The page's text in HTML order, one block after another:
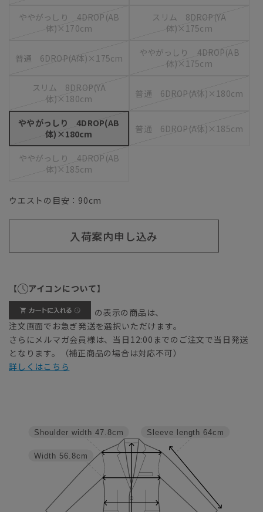
ややがっしり 4DROP(AB
体)×170cm
スリム 8DROP(YA
体)×175cm
普通 6DROP(A体)×175cm
ややがっしり 4DROP(AB
体)×175cm
スリム 8DROP(YA
体)×180cm
普通 6DROP(A体)×180cm
ややがっしり 4DROP(AB
体)×180cm
普通 6DROP(A体)×185cm
ややがっしり 4DROP(AB
体)×185cm
ウエストの目安： 90cm
入荷案内申し込み
【 アイコンについて】
の表示の商品は、
注文画面でお急ぎ発送を選択いただけます。
さらにメルマガ会員様は、当日12:00までのご注文で当日発送
となります。（補正商品の場合は対応不可）
詳しくはこちら
Sleeve length 64cm
Width 56.8cm
Shoulder width 47.8cm